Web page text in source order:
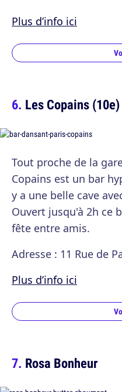
Plus d’info ici
Les Copains (10e)
Tout proche de la
Copains est un bar
y a une belle cave
Ouvert jusqu'à 2h ce
fête entre amis.
Adresse : 11 Rue de
Plus d’info ici
Rosa Bonheur